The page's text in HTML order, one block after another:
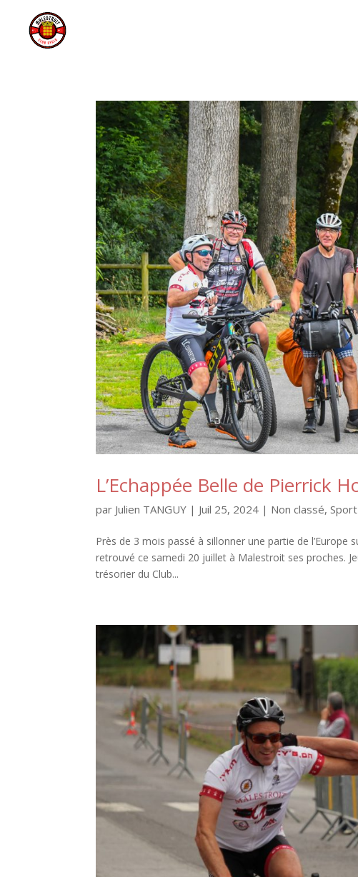
L’Echappée Belle de Pierrick
par Julien TANGUY | Juil 25, 2024 | Non classé,Sport
Près de 3 mois passé à sillonner une partie de
retrouvé ce samedi 20 juillet à Malestroit ses proches.
trésorier du Club...